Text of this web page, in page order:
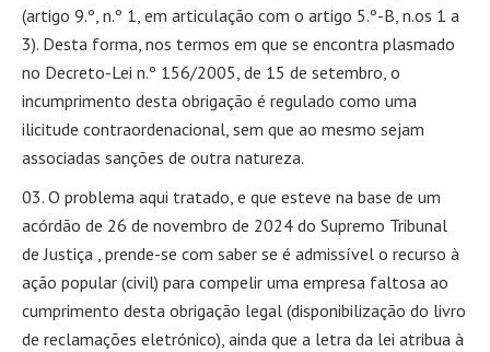
(artigo 9.º, n.º 1, em articulação com o artigo 5.º-B, n.os 1 a
3). Desta forma, nos termos em que se encontra plasmado
no Decreto-Lei n.º 156/2005, de 15 de setembro, o
incumprimento desta obrigação é regulado como uma
ilicitude contraordenacional, sem que ao mesmo sejam
associadas sanções de outra natureza.
O problema aqui tratado, e que esteve na base de um
acórdão de 26 de novembro de 2024 do Supremo Tribunal
de Justiça , prende-se com saber se é admissível o recurso à
ação popular (civil) para compelir uma empresa faltosa ao
cumprimento desta obrigação legal (disponibilização do livro
de reclamações eletrónico), ainda que a letra da lei atribua à